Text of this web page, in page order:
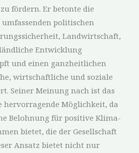
fördern. Er betonte die
politischen
Landwirtschaft,
Entwicklung
und einen ganzheitlichen
wirtschaftliche und soziale
Seiner Meinung nach ist das
hervorragende Möglichkeit, da
Belohnung für positive Klima-
bietet, die der Gesellschaft
Ansatz bietet nicht nur